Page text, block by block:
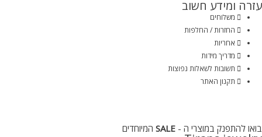
עזרה ומידע חשוב
משלוחים
החזרות / החלפות
אחריות
מדריך מידות
תשובות לשאלות נפוצות
תקנון האתר
בואו להתפנק במוצרי ה - SALE המיוחדים